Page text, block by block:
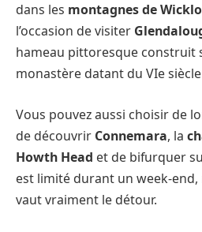
dans les montagnes de
l’occasion de visiter
hameau pittoresque construit
monastère datant du VIe
Vous pouvez aussi choisir de
de découvrir Connemara, la
Howth Head et de bifurquer
est limité durant un week-
vaut vraiment le détour.